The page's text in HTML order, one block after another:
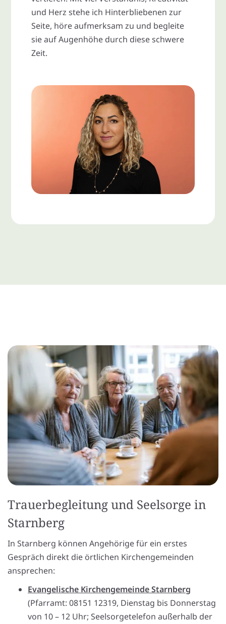
und Herz stehe ich Hinterbliebenen zur
Seite, höre aufmerksam zu und begleite
sie auf Augenhöhe durch diese schwere
Zeit.
Trauerbegleitung und Seelsorge in
Starnberg
In Starnberg können Angehörige für ein erstes
Gespräch direkt die örtlichen Kirchengemeinden
ansprechen:
Evangelische Kirchengemeinde Starnberg
(Pfarramt: 08151 12319, Dienstag bis Donnerstag
von 10 – 12 Uhr; Seelsorgetelefon außerhalb der